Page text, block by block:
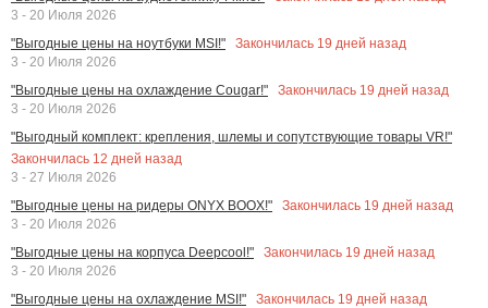
3 - 20 Июля 2026
"Выгодные цены на ноутбуки MSI!"
Закончилась 19 дней назад
3 - 20 Июля 2026
"Выгодные цены на охлаждение Cougar!"
Закончилась 19 дней назад
3 - 20 Июля 2026
"Выгодный комплект: крепления, шлемы и сопутствующие товары VR!"
Закончилась 12 дней назад
3 - 27 Июля 2026
"Выгодные цены на ридеры ONYX BOOX!"
Закончилась 19 дней назад
3 - 20 Июля 2026
"Выгодные цены на корпуса Deepcool!"
Закончилась 19 дней назад
3 - 20 Июля 2026
"Выгодные цены на охлаждение MSI!"
Закончилась 19 дней назад